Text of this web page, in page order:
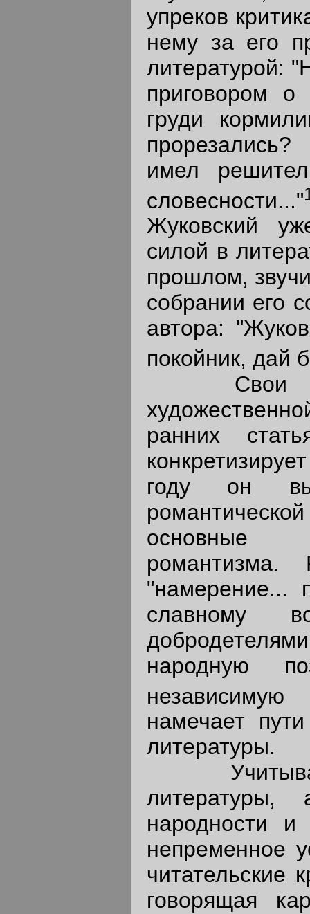
упреков
нему за его
литературой:
приговором
груди
имел
словесности..."
Жуковский
силой в
прошлом,
собрании его
автора:
покойник, дай
Свои
ранних
году он
основные
романтизма.
"намерение...
славному
народную
намечает
литературы.
Учитывая
литературы,
народности и
непременное
читательские
говорящая